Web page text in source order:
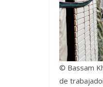
© Bassam
de